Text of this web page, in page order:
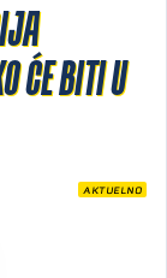
ĆE BITI U
AKTUELNO